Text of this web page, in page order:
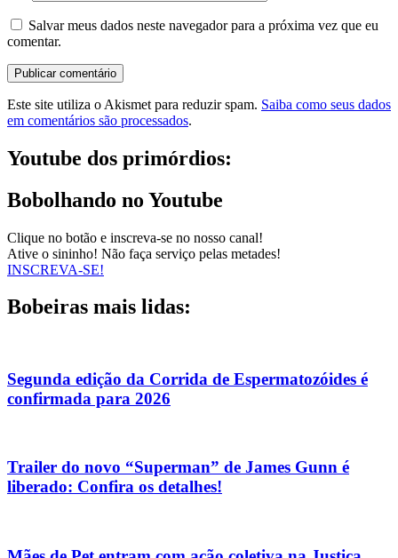
Salvar meus dados neste navegador para a próxima vez que eu
comentar.
Este site utiliza o Akismet para reduzir spam. Saiba como seus dados
em comentários são processados.
Youtube dos primórdios:
Bobolhando no Youtube
Clique no botão e inscreva-se no nosso canal!
Ative o sininho! Não faça serviço pelas metades!
INSCREVA-SE!
Bobeiras mais lidas:
Segunda edição da Corrida de Espermatozóides é
confirmada para 2026
Trailer do novo “Superman” de James Gunn é
liberado: Confira os detalhes!